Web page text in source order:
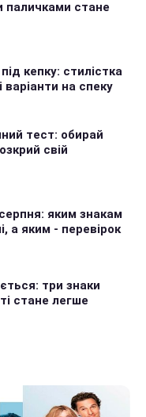
паличками стане
кепку: стилістка
варіанти на спеку
тест: обирай
свій
яким знакам
а яким - перевірок
три знаки
стане легше